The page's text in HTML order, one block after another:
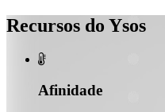
Recursos do Ysos

Afinidade